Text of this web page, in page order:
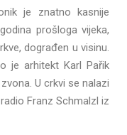
je znatno kasnije
prošloga vijeka,
dograđen u visinu.
je arhitekt Karl Pařik
U crkvi se nalazi
Franz Schmalzl iz